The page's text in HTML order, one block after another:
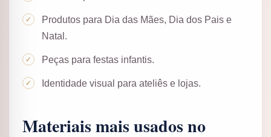
Produtos para Dia das Mães, Dia dos Pais e
Natal.
Peças para festas infantis.
Identidade visual para ateliês e lojas.
Materiais mais usados no